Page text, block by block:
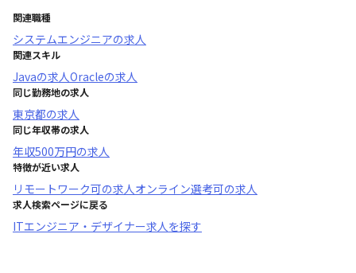
関連職種
システムエンジニアの求人
関連スキル
Javaの求人Oracleの求人
同じ勤務地の求人
東京都の求人
同じ年収帯の求人
年収500万円の求人
特徴が近い求人
リモートワーク可の求人オンライン選考可の求人
求人検索ページに戻る
ITエンジニア・デザイナー求人を探す